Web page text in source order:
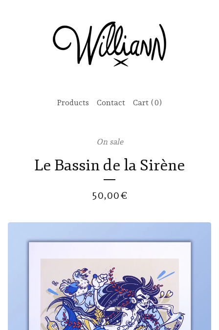
Products Contact Cart (0)
On sale
Le Bassin de la Sirène
50,00€